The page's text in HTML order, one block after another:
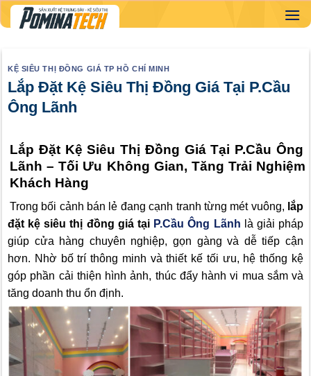
Skip
to
KỆ SIÊU THỊ ĐỒNG GIÁ TP HỒ CHÍ MINH
Lắp Đặt Kệ Siêu Thị Đồng Giá Tại P.Cầu
Ông Lãnh
Lắp Đặt Kệ Siêu Thị Đồng Giá Tại P.Cầu Ông
Lãnh – Tối Ưu Không Gian, Tăng Trải Nghiệm
Khách Hàng
Trong bối cảnh bán lẻ đang cạnh tranh từng mét vuông, lắp
đặt kệ siêu thị đồng giá tại P.Cầu Ông Lãnh là giải pháp
giúp cửa hàng chuyên nghiệp, gọn gàng và dễ tiếp cận
hơn. Nhờ bố trí thông minh và thiết kế tối ưu, hệ thống kệ
góp phần cải thiện hình ảnh, thúc đẩy hành vi mua sắm và
tăng doanh thu ổn định.